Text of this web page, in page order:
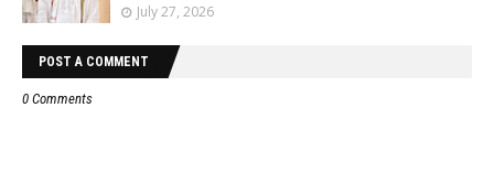
July 27, 2026
POST A COMMENT
0 Comments